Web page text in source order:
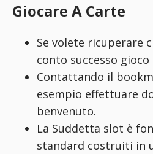
Giocare A Carte
Se volete ricuperare
conto successo
Contattando il
esempio effettuare
benvenuto.
La Suddetta slot è
standard costruiti in